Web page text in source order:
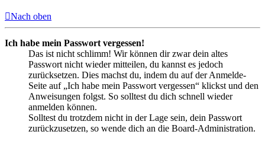
Nach oben
Ich habe mein Passwort vergessen!
Das ist nicht schlimm! Wir können dir zwar dein altes
Passwort nicht wieder mitteilen, du kannst es jedoch
zurücksetzen. Dies machst du, indem du auf der Anmelde-
Seite auf „Ich habe mein Passwort vergessen“ klickst und den
Anweisungen folgst. So solltest du dich schnell wieder
anmelden können.
Solltest du trotzdem nicht in der Lage sein, dein Passwort
zurückzusetzen, so wende dich an die Board-Administration.